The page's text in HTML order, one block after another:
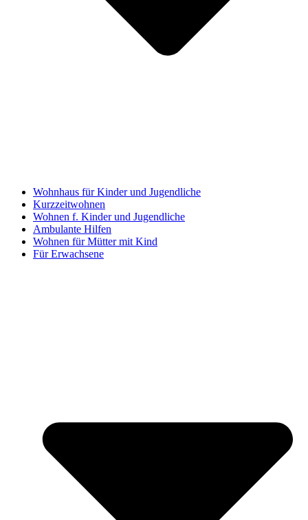
Wohnhaus für Kinder und Jugendliche
Kurzzeitwohnen
Wohnen f. Kinder und Jugendliche
Ambulante Hilfen
Wohnen für Mütter mit Kind
Für Erwachsene